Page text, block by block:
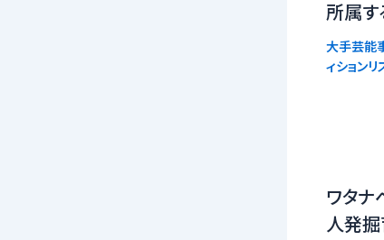
所属す
大手芸能
ィション
ワタナ
人発掘